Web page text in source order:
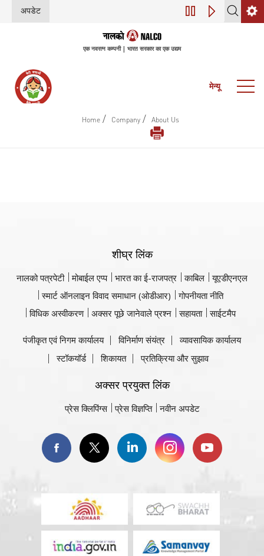
अपडेट डिजिटल परिवर्तन
एक नवरत्न कम्पनी | भारत सरकार का एक उद्यम
मेन्यू
Home / Company / About Us
शीघ्र लिंक
नालको पत्रपेटी मोबाईल एप्प भारत का ई-राजपत्र काबिल
यूएडीएनएल
स्मार्ट ऑनलाइन विवाद समाधान (ओडीआर)
गोपनीयता नीति
विधिक अस्वीकरण
अक्सर पूछे जानेवाले प्रश्न सहायता साईटमैप
पंजीकृत एवं निगम कार्यालय विनिर्माण संयंत्र
व्यावसायिक कार्यालय
स्टॉकयॉर्ड
शिकायत प्रतिक्रिया और सुझाव
अक्सर प्रयुक्त लिंक
प्रेस क्लिपिंग्स प्रेस विज्ञप्ति नवीन अपडेट